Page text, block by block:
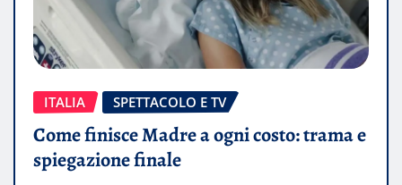
ITALIA SPETTACOLO E TV
Come finisce Madre a ogni costo: trama e
spiegazione finale